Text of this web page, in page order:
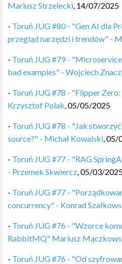
Mariusz Strzelecki, 14/07/2025
- Toruń JUG #80 - "Gen AI dla
przegląd narzędzi i trendów" -
- Toruń JUG #79 -
bad examples" - Wojciech
- Toruń JUG #78 - "Flipper
Krzysztof Polak,05/05/2025
- Toruń JUG #78 - "Jak
source?" - Michał Kowalski,05/
- Toruń JUG #77 - "RAG
- Przemek Skwiercz,05/03/
- Toruń JUG #77 -
concurrency" - Konrad
- Toruń JUG #76 - "Wzorce
RabbitMQ" Mariusz
- Toruń JUG #76 - "Od